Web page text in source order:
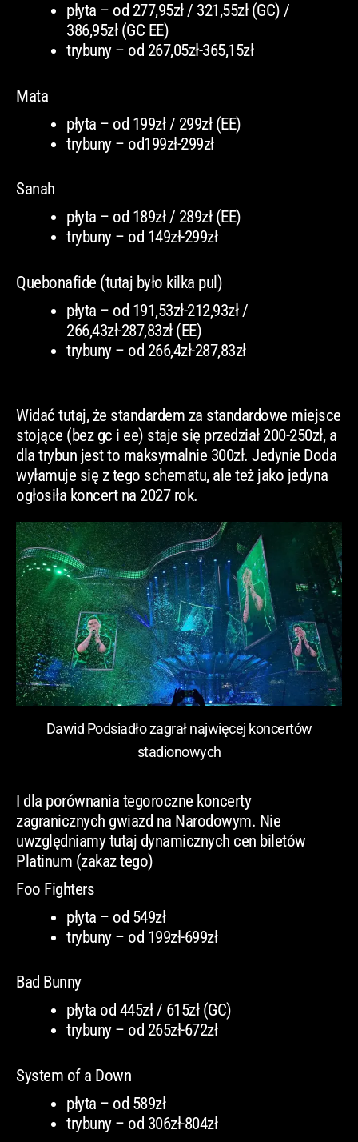
płyta – od 277,95zł / 321,55zł (GC) /
386,95zł (GC EE)
trybuny – od 267,05zł-365,15zł
Mata
płyta – od 199zł / 299zł (EE)
trybuny – od199zł-299zł
Sanah
płyta – od 189zł / 289zł (EE)
trybuny – od 149zł-299zł
Quebonafide (tutaj było kilka pul)
płyta – od 191,53zł-212,93zł /
266,43zł-287,83zł (EE)
trybuny – od 266,4zł-287,83zł
Widać tutaj, że standardem za standardowe miejsce
stojące (bez gc i ee) staje się przedział 200-250zł, a
dla trybun jest to maksymalnie 300zł. Jedynie Doda
wyłamuje się z tego schematu, ale też jako jedyna
ogłosiła koncert na 2027 rok.
Dawid Podsiadło zagrał najwięcej koncertów
stadionowych
I dla porównania tegoroczne koncerty
zagranicznych gwiazd na Narodowym. Nie
uwzględniamy tutaj dynamicznych cen biletów
Platinum (zakaz tego)
Foo Fighters
płyta – od 549zł
trybuny – od 199zł-699zł
Bad Bunny
płyta od 445zł / 615zł (GC)
trybuny – od 265zł-672zł
System of a Down
płyta – od 589zł
trybuny – od 306zł-804zł